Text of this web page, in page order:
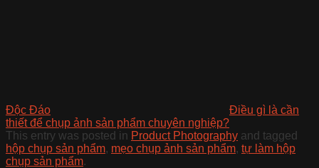
Độc Đáo
Điều gì là cần
thiết để chụp ảnh sản phẩm chuyên nghiệp?
This entry was posted in Product Photography and tagged
hộp chụp sản phẩm, mẹo chụp ảnh sản phẩm, tự làm hộp
chụp sản phẩm.